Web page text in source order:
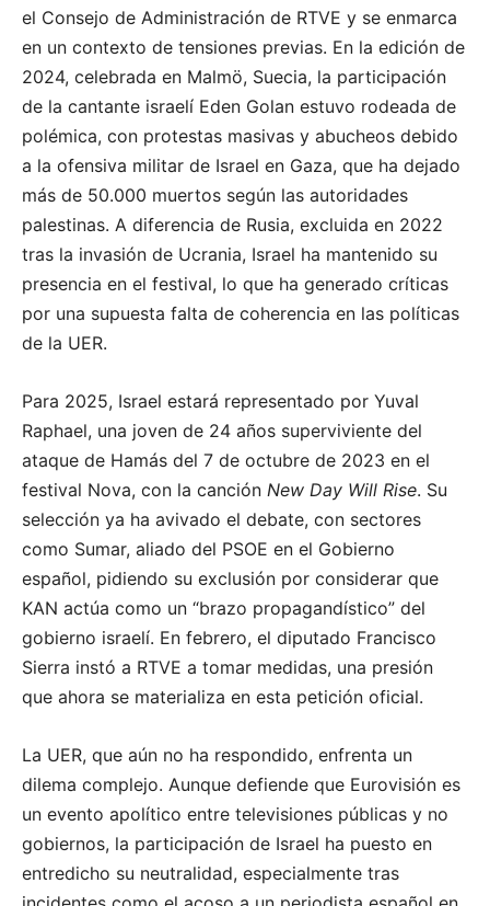
el Consejo de Administración de RTVE y se enmarca
en un contexto de tensiones previas. En la edición de
2024, celebrada en Malmö, Suecia, la participación
de la cantante israelí Eden Golan estuvo rodeada de
polémica, con protestas masivas y abucheos debido
a la ofensiva militar de Israel en Gaza, que ha dejado
más de 50.000 muertos según las autoridades
palestinas. A diferencia de Rusia, excluida en 2022
tras la invasión de Ucrania, Israel ha mantenido su
presencia en el festival, lo que ha generado críticas
por una supuesta falta de coherencia en las políticas
de la UER.
Para 2025, Israel estará representado por Yuval
Raphael, una joven de 24 años superviviente del
ataque de Hamás del 7 de octubre de 2023 en el
festival Nova, con la canción New Day Will Rise. Su
selección ya ha avivado el debate, con sectores
como Sumar, aliado del PSOE en el Gobierno
español, pidiendo su exclusión por considerar que
KAN actúa como un “brazo propagandístico” del
gobierno israelí. En febrero, el diputado Francisco
Sierra instó a RTVE a tomar medidas, una presión
que ahora se materializa en esta petición oficial.
La UER, que aún no ha respondido, enfrenta un
dilema complejo. Aunque defiende que Eurovisión es
un evento apolítico entre televisiones públicas y no
gobiernos, la participación de Israel ha puesto en
entredicho su neutralidad, especialmente tras